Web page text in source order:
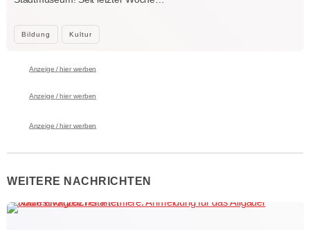
Bildung Kultur
Anzeige / hier werben
Anzeige / hier werben
Anzeige / hier werben
WEITERE NACHRICHTEN